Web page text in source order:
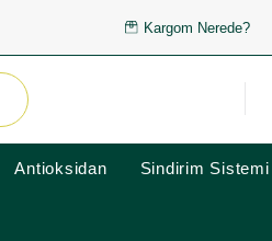
Kargom Nerede?
Antioksidan Sindirim Sistemi